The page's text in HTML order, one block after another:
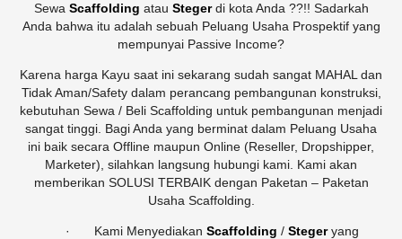
Sewa Scaffolding atau Steger di kota Anda ??!! Sadarkah
Anda bahwa itu adalah sebuah Peluang Usaha Prospektif yang
mempunyai Passive Income?
Karena harga Kayu saat ini sekarang sudah sangat MAHAL dan
Tidak Aman/Safety dalam perancang pembangunan konstruksi,
kebutuhan Sewa / Beli Scaffolding untuk pembangunan menjadi
sangat tinggi. Bagi Anda yang berminat dalam Peluang Usaha
ini baik secara Offline maupun Online (Reseller, Dropshipper,
Marketer), silahkan langsung hubungi kami. Kami akan
memberikan SOLUSI TERBAIK dengan Paketan – Paketan
Usaha Scaffolding.
· Kami Menyediakan Scaffolding / Steger yang